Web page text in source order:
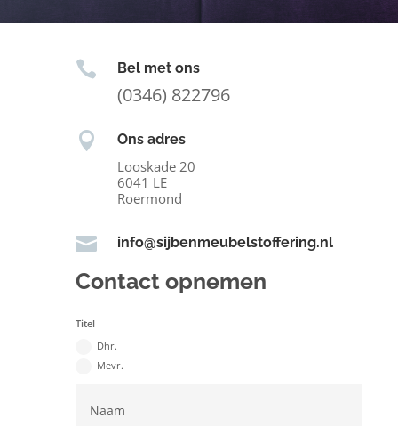
 Bel met ons
(0346) 822796
 Ons adres
Looskade 20
6041 LE
Roermond
 info@sijbenmeubelstoffering.nl
Contact opnemen
Titel
Dhr.
Mevr.